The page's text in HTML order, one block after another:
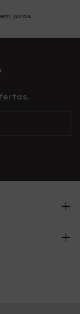
juros